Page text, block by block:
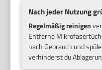
Nach jeder Nutzung
Regelmäßig reinigen
Entferne
nach Gebrauch und
verhinderst du